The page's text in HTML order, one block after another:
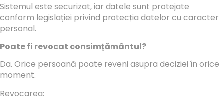
Sistemul este securizat, iar datele sunt protejate
conform legislației privind protecția datelor cu caracter
personal.
Poate fi revocat consimțământul?
Da. Orice persoană poate reveni asupra deciziei în orice
moment.
Revocarea: